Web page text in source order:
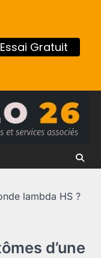
lambda HS ?
d’une
Essai Gratuit